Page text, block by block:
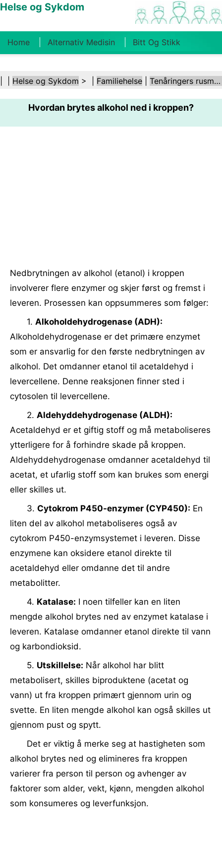
Helse og Sykdom
Home Alternativ Medisin Bitt Og Stikk
Kosthold Og Ernæring Familiehelse
Helsebransjen Psykisk Helse Folkehelse Og
Sikkerhet Kirurgi Og Prosedyrer Helse
Helse og Sykdom > | Familiehelse Tenåringers rusmisbruk
Hvordan brytes alkohol ned i kroppen?
Nedbrytningen av alkohol (etanol) i kroppen
involverer flere enzymer og skjer først og fremst i
leveren. Prosessen kan oppsummeres som følger:
1. Alkoholdehydrogenase (ADH):
Alkoholdehydrogenase er det primære enzymet
som er ansvarlig for den første nedbrytningen av
alkohol. Det omdanner etanol til acetaldehyd i
levercellene. Denne reaksjonen finner sted i
cytosolen til levercellene.
2. Aldehyddehydrogenase (ALDH):
Acetaldehyd er et giftig stoff og må metaboliseres
ytterligere for å forhindre skade på kroppen.
Aldehyddehydrogenase omdanner acetaldehyd til
acetat, et ufarlig stoff som kan brukes som energi
eller skilles ut.
3. Cytokrom P450-enzymer (CYP450): En
liten del av alkohol metaboliseres også av
cytokrom P450-enzymsystemet i leveren. Disse
enzymene kan oksidere etanol direkte til
acetaldehyd eller omdanne det til andre
metabolitter.
4. Katalase: I noen tilfeller kan en liten
mengde alkohol brytes ned av enzymet katalase i
leveren. Katalase omdanner etanol direkte til vann
og karbondioksid.
5. Utskillelse: Når alkohol har blitt
metabolisert, skilles biproduktene (acetat og
vann) ut fra kroppen primært gjennom urin og
svette. En liten mengde alkohol kan også skilles ut
gjennom pust og spytt.
Det er viktig å merke seg at hastigheten som
alkohol brytes ned og elimineres fra kroppen
varierer fra person til person og avhenger av
faktorer som alder, vekt, kjønn, mengden alkohol
som konsumeres og leverfunksjon.